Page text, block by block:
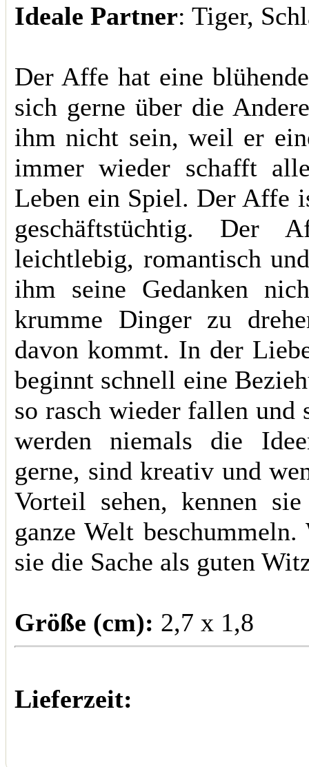
Ideale Partner: Tiger,
Der Affe hat eine
sich gerne über die
ihm nicht sein, weil er
immer wieder schafft
Leben ein Spiel. Der Affe
geschäftstüchtig. Der
leichtlebig, romantisch
ihm seine Gedanken
krumme Dinger zu
davon kommt. In der
beginnt schnell eine
so rasch wieder fallen und
werden niemals die
gerne, sind kreativ und
Vorteil sehen, kennen
ganze Welt
sie die Sache als guten
Größe (cm): 2,7 x 1,8
Lieferzeit: